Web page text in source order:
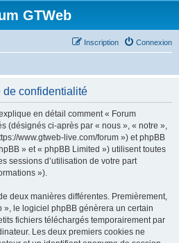
GTWeb
Connexion
Inscription
de confidentialité
en détail comment « Forum
(désignés ci-après par « nous », « notre »,
www.gtweb-live.com/forum ») et phpBB
» et « phpBB Limited ») utilisent toutes
sessions d’utilisation de votre part
»).
deux manières différentes. Premièrement,
», le logiciel phpBB génèrera un certain
fichiers téléchargés temporairement par
Les deux premiers cookies ne